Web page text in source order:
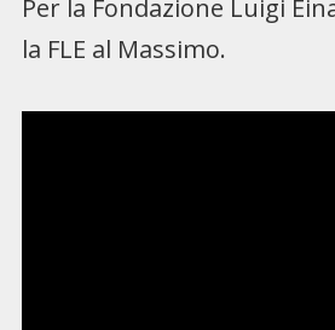
Per la Fondazione Luigi
la FLE al Massimo.